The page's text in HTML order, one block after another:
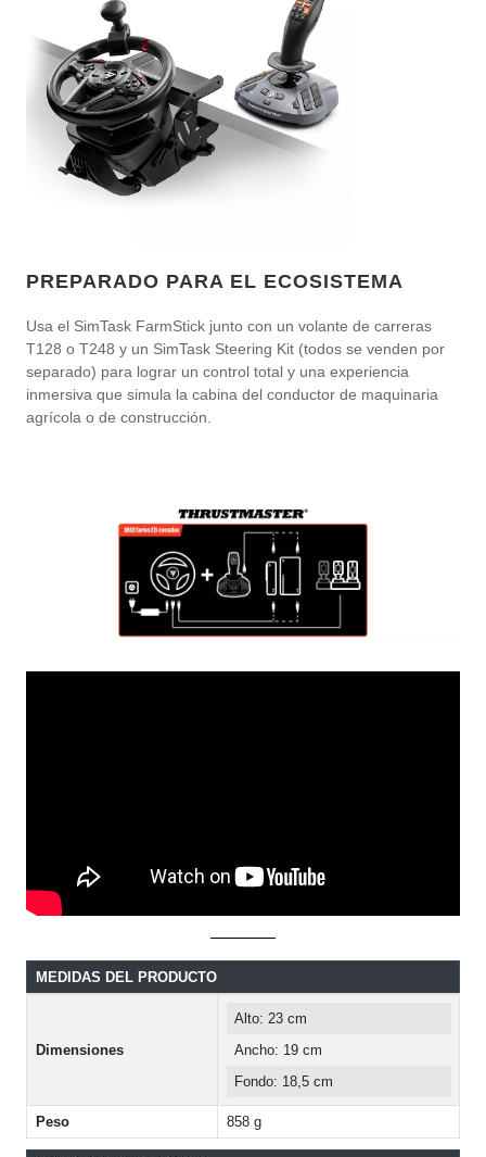
PREPARADO PARA EL ECOSISTEMA
Usa el SimTask FarmStick junto con un volante de carreras
T128 o T248 y un SimTask Steering Kit (todos se venden por
separado) para lograr un control total y una experiencia
inmersiva que simula la cabina del conductor de maquinaria
agrícola o de construcción.
MEDIDAS DEL PRODUCTO
Dimensiones
Alto: 23 cm
Ancho: 19 cm
Fondo: 18,5 cm
Peso 858 g